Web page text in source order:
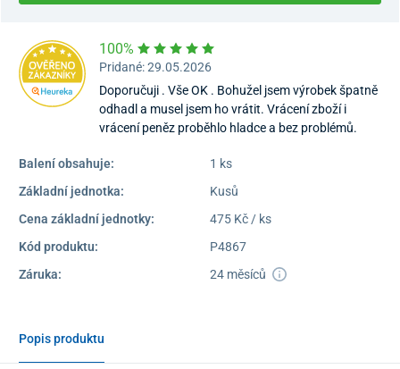
100%
Pridané: 29.05.2026
Doporučuji . Vše OK . Bohužel jsem výrobek špatně
odhadl a musel jsem ho vrátit. Vrácení zboží i
vrácení peněz proběhlo hladce a bez problémů.
Balení obsahuje:
1 ks
Základní jednotka:
Kusů
Cena základní jednotky:
475 Kč / ks
Kód produktu:
P4867
Záruka:
24 měsíců
Popis produktu